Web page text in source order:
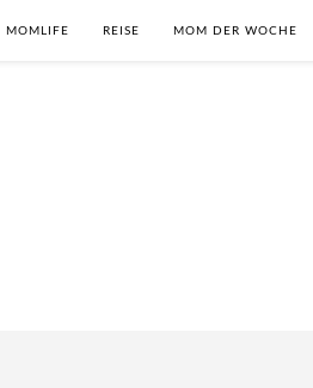
MOMLIFE REISE MOM DER WOCHE